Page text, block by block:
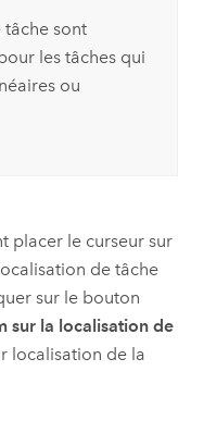
tâche sont
les tâches qui
ou
placer le curseur sur
de tâche
sur le bouton
sur la localisation de
localisation de la